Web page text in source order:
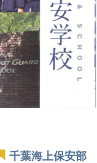
千葉海上保安部